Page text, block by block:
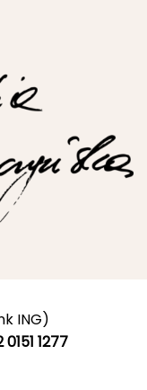
ING)
1277